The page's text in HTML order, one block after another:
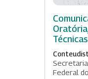
Federal